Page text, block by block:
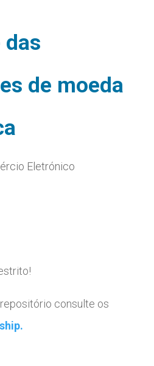
de moeda
Eletrónico
consulte os